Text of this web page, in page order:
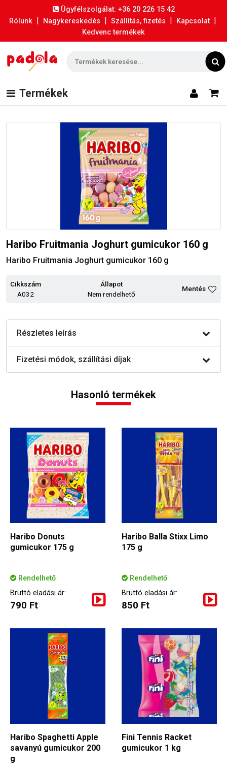
Ügyfélszolgálat: +36 20 226 15 42
Rólunk | Nagykereskedés | Szállítás, fizetés | Kapcsolat |
Kedvenc termékek
Termékek
Haribo Fruitmania Joghurt gumicukor 160 g
Haribo Fruitmania Joghurt gumicukor 160 g
Cikkszám
A032
Állapot
Nem rendelhető
Mentés
Részletes leírás
Fizetési módok, szállítási díjak
Hasonló termékek
Haribo Donuts
gumicukor 175 g
Rendelhető
Bruttó eladási ár:
790 Ft
Haribo Balla Stixx Limo
175 g
Rendelhető
Bruttó eladási ár:
850 Ft
Haribo Spaghetti Apple
savanyú gumicukor 200
g
Fini Tennis Racket
gumicukor 1 kg